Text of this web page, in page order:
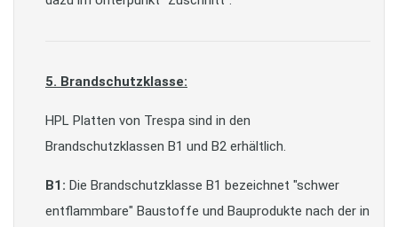
5. Brandschutzklasse:
HPL Platten von Trespa sind in den
Brandschutzklassen B1 und B2 erhältlich.
B1: Die Brandschutzklasse B1 bezeichnet "schwer
entflammbare" Baustoffe und Bauprodukte nach der in